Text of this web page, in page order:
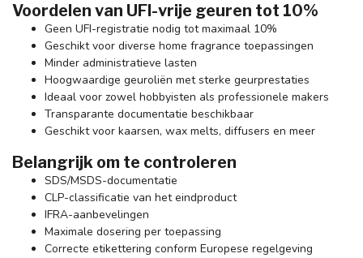
Voordelen van UFI-vrije geuren tot 10%
Geen UFI-registratie nodig tot maximaal 10%
Geschikt voor diverse home fragrance toepassingen
Minder administratieve lasten
Hoogwaardige geuroliën met sterke geurprestaties
Ideaal voor zowel hobbyisten als professionele makers
Transparante documentatie beschikbaar
Geschikt voor kaarsen, wax melts, diffusers en meer
Belangrijk om te controleren
SDS/MSDS-documentatie
CLP-classificatie van het eindproduct
IFRA-aanbevelingen
Maximale dosering per toepassing
Correcte etikettering conform Europese regelgeving